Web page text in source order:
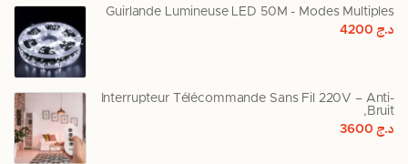
Guirlande Lumineuse LED 50M - Modes Multiples
د.ج4200
Interrupteur Télécommande Sans Fil 220V – Anti-
Bruit,
د.ج3600